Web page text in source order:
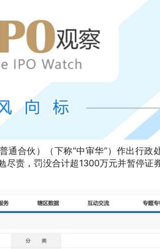
通合伙）（下称“中审华”）作出行政
尽责，罚没合计超1300万元并暂停证